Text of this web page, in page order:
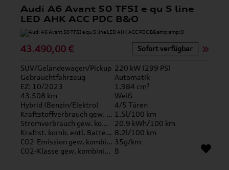
Audi A6 Avant 50 TFSI e qu S line
LED AHK ACC PDC B&O
43.490,00 € Sofort verfügbar
SUV/Geländewagen/Pickup 220 kW (299 PS)
Gebrauchtfahrzeug
Automatik
EZ: 10/2023
1.984 cm³
43.508 km
Weiß
Hybrid (Benzin/Elektro)
4/5 Türen
Kraftstoffverbrauch gew. kombiniert 1.5l/100 km
Stromverbrauch gew. kombiniert
20.9 kWh/100 km
Kraftst. komb. entl. Batterie 8.2l/100 km
CO2-Emission gew. kombiniert 35g/km
CO2-Klasse gew. kombiniert B